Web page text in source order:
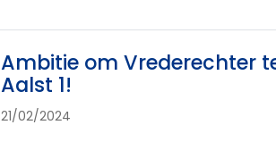
Ambitie om Vrederechter
Aalst 1!
21/02/2024